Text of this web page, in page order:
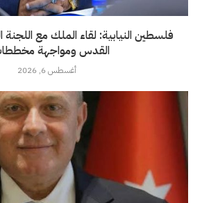
فلسطين النيابية: لقاء الملك مع اللجنة
القدس ومواجهة
أغسطس 6, 2026